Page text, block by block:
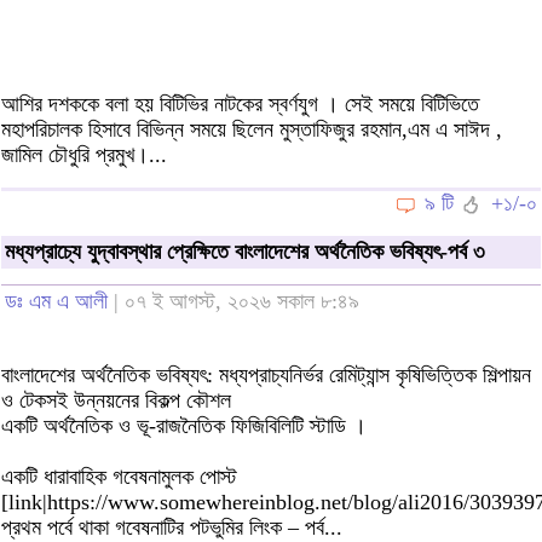
আশির দশককে বলা হয় বিটিভির নাটকের স্বর্ণযুগ । সেই সময়ে বিটিভিতে
মহাপরিচালক হিসাবে বিভিন্ন সময়ে ছিলেন মুস্তাফিজুর রহমান,এম এ সাঈদ ,
জামিল চৌধুরি প্রমুখ।...
৯ টি
+১/-০
মধ্যপ্রাচ্যে যুদ্বাবস্থার প্রেক্ষিতে বাংলাদেশের অর্থনৈতিক ভবিষ্যৎ-পর্ব ৩
ডঃ এম এ আলী| ০৭ ই আগস্ট, ২০২৬ সকাল ৮:৪৯
বাংলাদেশের অর্থনৈতিক ভবিষ্যৎ: মধ্যপ্রাচ্যনির্ভর রেমিট্যান্স কৃষিভিত্তিক শিল্পায়ন
ও টেকসই উন্নয়নের বিকল্প কৌশল
একটি অর্থনৈতিক ও ভূ-রাজনৈতিক ফিজিবিলিটি স্টাডি ।
একটি ধারাবাহিক গবেষনামুলক পোস্ট
[link|https://www.somewhereinblog.net/blog/ali2016/
প্রথম পর্বে থাকা গবেষনাটির পটভুমির লিংক – পর্ব...